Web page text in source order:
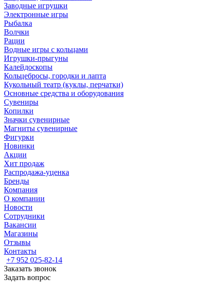
Заводные игрушки
Электронные игры
Рыбалка
Волчки
Рации
Водные игры с кольцами
Игрушки-прыгуны
Калейдоскопы
Кольцебросы, городки и лапта
Кукольный театр (куклы, перчатки)
Основные средства и оборудования
Сувениры
Копилки
Значки сувенирные
Магниты сувенирные
Фигурки
Новинки
Акции
Хит продаж
Распродажа-уценка
Бренды
Компания
О компании
Новости
Сотрудники
Вакансии
Магазины
Отзывы
Контакты
+7 952 025-82-14
Заказать звонок
Задать вопрос